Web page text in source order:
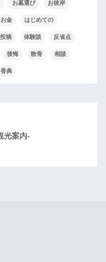
お墓選び お彼岸
お金 はじめての
稿 体験談 反省点
後悔 散骨 相談
香典
光案内-